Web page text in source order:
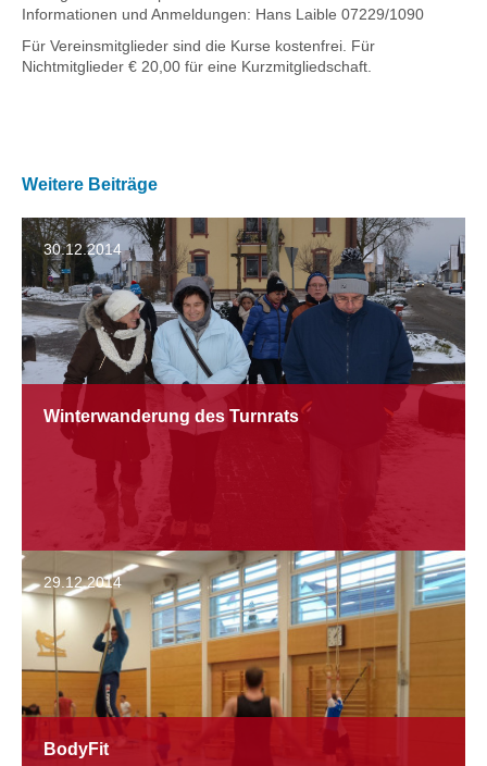
Informationen und Anmeldungen: Hans Laible 07229/1090
Für Vereinsmitglieder sind die Kurse kostenfrei. Für
Nichtmitglieder € 20,00 für eine Kurzmitgliedschaft.
Weitere Beiträge
30.12.2014
Winterwanderung des Turnrats
29.12.2014
BodyFit